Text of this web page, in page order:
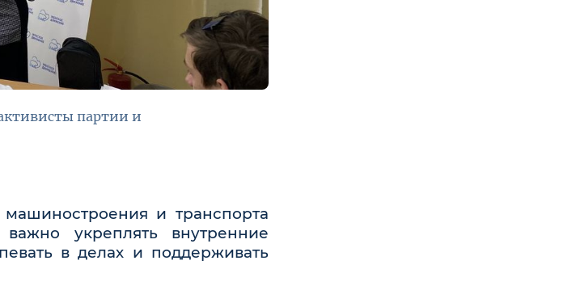
партии и
машиностроения и транспорта
укреплять внутренние
в делах и поддерживать